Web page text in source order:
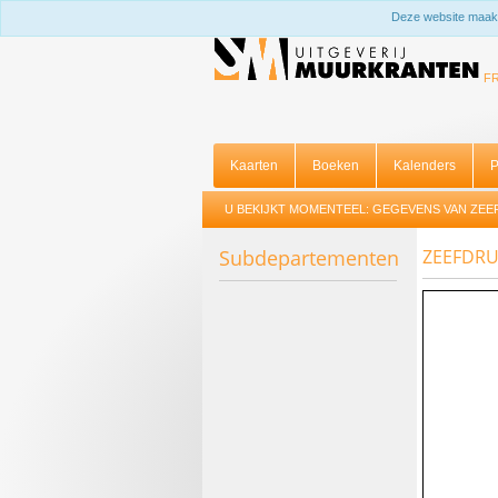
Deze website
Kaarten Boeken Kalenders
U BEKIJKT MOMENTEEL: GEGEVENS VAN
Subdepartementen